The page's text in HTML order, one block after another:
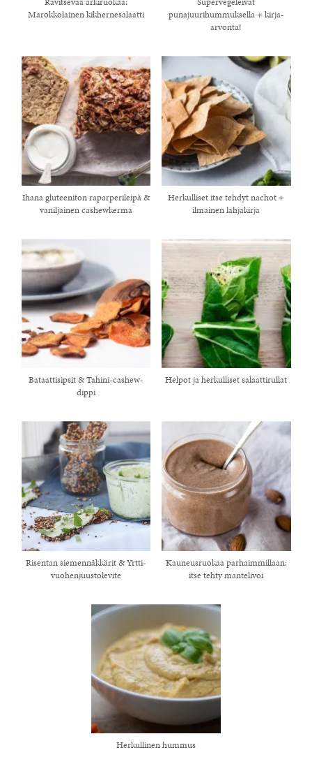
healthy living + good
Marokkolainen kikhernesalaatti
punajuurihummuksella + kirja-
arvonta!
Ihana gluteeniton raparperileipä &
vaniljainen cashewkerma
Herkulliset itse tehdyt nachot +
ilmainen lahjakirja
Bataattisipsit & Tahini-cashew-
dippi
Helpot ja herkulliset salaattirullat
Risentan siemennäkkärit & Yrtti-
vuohenjuustolevite
Kauneusruokaa parhaimmillaan:
itse tehty mantelivoi
Herkullinen hummus